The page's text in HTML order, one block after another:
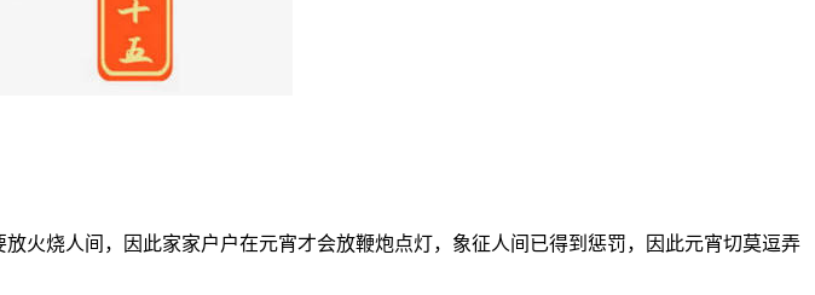
火烧人间，因此家家户户在元宵才会放鞭炮点灯，象征人间已得到惩罚，因此元宵切莫逗弄